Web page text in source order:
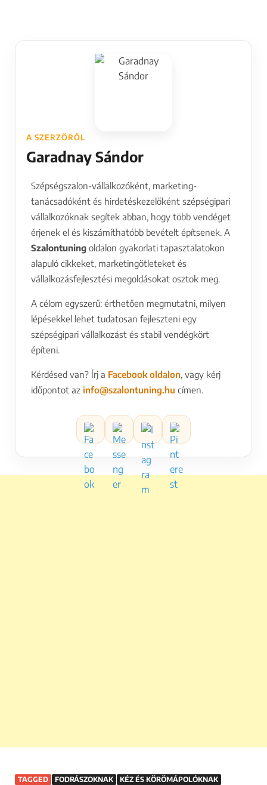
A SZERZŐRŐL
Garadnay Sándor
Szépségszalon-vállalkozóként, marketing-
tanácsadóként és hirdetéskezelőként szépségipari
vállalkozóknak segítek abban, hogy több vendéget
érjenek el és kiszámíthatóbb bevételt építsenek. A
Szalontuningoldalon gyakorlati tapasztalatokon
alapuló cikkeket, marketingötleteket és
vállalkozásfejlesztési megoldásokat osztok meg.
A célom egyszerű: érthetően megmutatni, milyen
lépésekkel lehet tudatosan fejleszteni egy
szépségipari vállalkozást és stabil vendégkört
építeni.
Kérdésed van? Írj a Facebook oldalon, vagy kérj
időpontot az info@szalontuning.hu címen.
TAGGED FODRÁSZOKNAK
KÉZ ÉS KÖRÖMÁPOLÓKNAK